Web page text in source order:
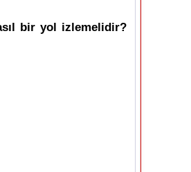
bir yol izlemelidir?